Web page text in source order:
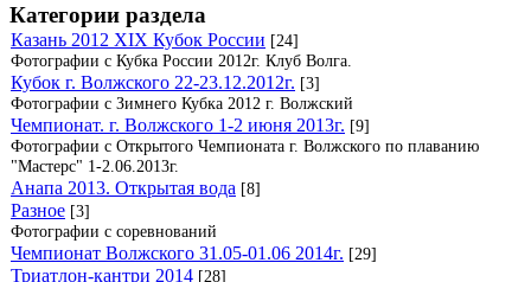
Категории раздела
Казань 2012 XIX Кубок России [24]
Фотографии с Кубка России 2012г. Клуб Волга.
Кубок г. Волжского 22-23.12.2012г. [3]
Фотографии с Зимнего Кубка 2012 г. Волжский
Чемпионат. г. Волжского 1-2 июня 2013г. [9]
Фотографии с Открытого Чемпионата г. Волжского по плаванию
"Мастерс" 1-2.06.2013г.
Анапа 2013. Открытая вода [8]
Разное [3]
Фотографии с соревнований
Чемпионат Волжского 31.05-01.06 2014г. [29]
Триатлон-кантри 2014 [28]